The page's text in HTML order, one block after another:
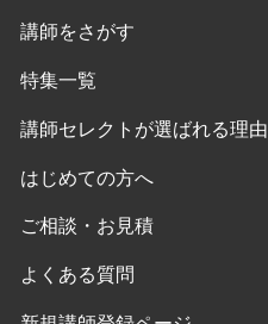
講師をさがす
特集一覧
講師セレクトが選ばれる理由
はじめての方へ
ご相談・お見積
よくある質問